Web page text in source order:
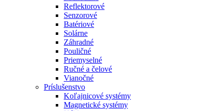
Reflektorové
Senzorové
Batériové
Solárne
Záhradné
Pouličné
Priemyselné
Ručné a čelové
Vianočné
Príslušenstvo
Koľajnicové systémy
Magnetické systémy